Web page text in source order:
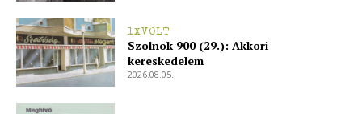
1XVOLT
Szolnok 900 (29.): Akkori
kereskedelem
2026.08.05.